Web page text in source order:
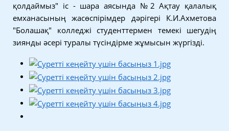
қолдаймыз" іс - шара аясында №2 Ақтау қалалық
емханасының жасөспірімдер дәрігері К.И.Ахметова
"Болашақ" колледжі студенттермен темекі шегудің
зиянды әсері туралы түсіндірме жұмысын жүргізді.